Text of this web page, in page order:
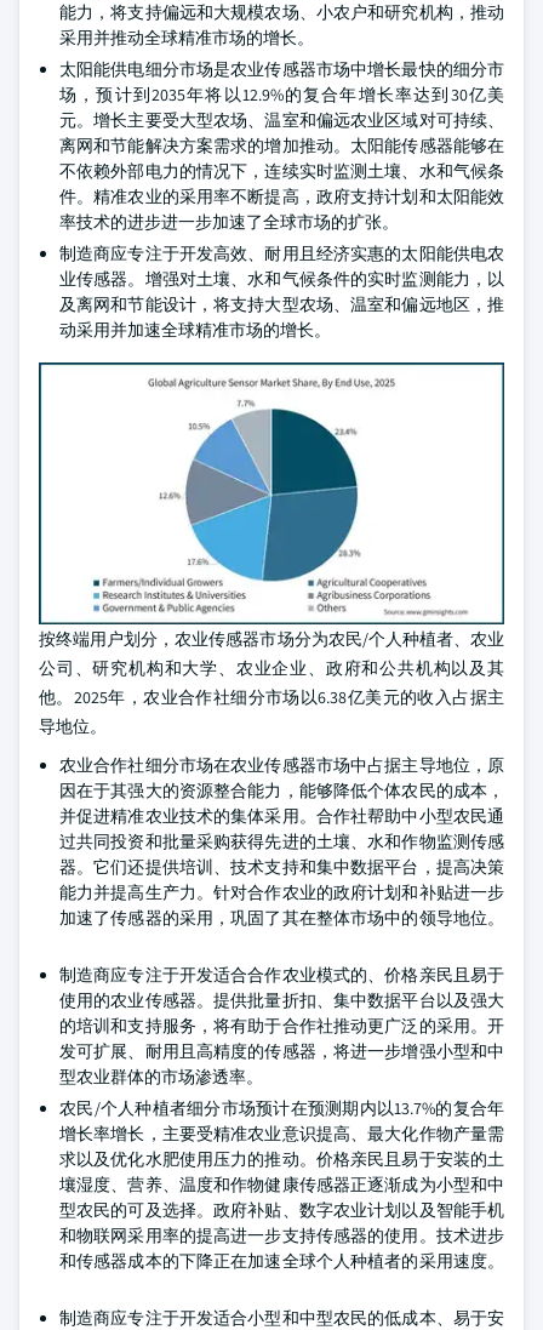
能力，将支持偏远和大规模农场、小农户和研究机构，推动
采用并推动全球精准市场的增长。
太阳能供电细分市场是农业传感器市场中增长最快的细分市
场，预计到2035年将以12.9%的复合年增长率达到30亿美
元。增长主要受大型农场、温室和偏远农业区域对可持续、
离网和节能解决方案需求的增加推动。太阳能传感器能够在
不依赖外部电力的情况下，连续实时监测土壤、水和气候条
件。精准农业的采用率不断提高，政府支持计划和太阳能效
率技术的进步进一步加速了全球市场的扩张。
制造商应专注于开发高效、耐用且经济实惠的太阳能供电农
业传感器。增强对土壤、水和气候条件的实时监测能力，以
及离网和节能设计，将支持大型农场、温室和偏远地区，推
动采用并加速全球精准市场的增长。
按终端用户划分，农业传感器市场分为农民/个人种植者、农业
公司、研究机构和大学、农业企业、政府和公共机构以及其
他。2025年，农业合作社细分市场以6.38亿美元的收入占据主
导地位。
农业合作社细分市场在农业传感器市场中占据主导地位，原
因在于其强大的资源整合能力，能够降低个体农民的成本，
并促进精准农业技术的集体采用。合作社帮助中小型农民通
过共同投资和批量采购获得先进的土壤、水和作物监测传感
器。它们还提供培训、技术支持和集中数据平台，提高决策
能力并提高生产力。针对合作农业的政府计划和补贴进一步
加速了传感器的采用，巩固了其在整体市场中的领导地位。
制造商应专注于开发适合合作农业模式的、价格亲民且易于
使用的农业传感器。提供批量折扣、集中数据平台以及强大
的培训和支持服务，将有助于合作社推动更广泛的采用。开
发可扩展、耐用且高精度的传感器，将进一步增强小型和中
型农业群体的市场渗透率。
农民/个人种植者细分市场预计在预测期内以13.7%的复合年
增长率增长，主要受精准农业意识提高、最大化作物产量需
求以及优化水肥使用压力的推动。价格亲民且易于安装的土
壤湿度、营养、温度和作物健康传感器正逐渐成为小型和中
型农民的可及选择。政府补贴、数字农业计划以及智能手机
和物联网采用率的提高进一步支持传感器的使用。技术进步
和传感器成本的下降正在加速全球个人种植者的采用速度。
制造商应专注于开发适合小型和中型农民的低成本、易于安